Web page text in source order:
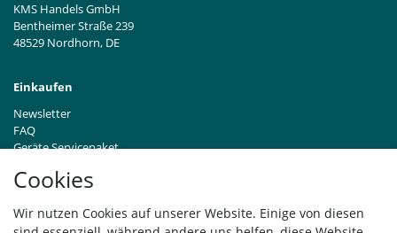
Cookies
Wir nutzen Cookies auf unserer Website. Einige von diesen
KMS Handels GmbH
Bentheimer Straße 239
48529 Nordhorn, DE
Einkaufen
Newsletter
FAQ
Geräte Servicepaket
Händleranfragen B2B
Widerrufsrecht